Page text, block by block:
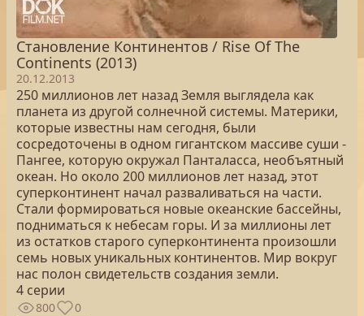
Становление Континентов / Rise Of The
Continents (2013)
20.12.2013
250 миллионов лет назад Земля выглядела как
планета из другой солнечной системы. Материки,
которые известны нам сегодня, были
сосредоточены в одном гигантском массиве суши -
Пангее, которую окружал Панталасса, необъятный
океан. Но около 200 миллионов лет назад, этот
суперконтинент начал разваливаться на части.
Стали формироваться новые океанские бассейны,
подниматься к небесам горы. И за миллионы лет
из остатков старого суперконтинента произошли
семь новых уникальных континентов. Мир вокруг
нас полон свидетельств создания земли.
4 серии
800 0